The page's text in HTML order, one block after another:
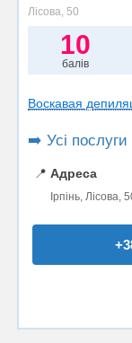
Лісова, 50
10
балів
Воскавая
➡️ Усі послуги
📍 Адреса
Ірпінь, Лісова,